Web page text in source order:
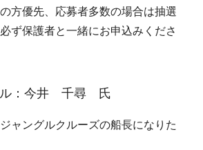
方優先、応募者多数の場合は抽選
ず保護者と一緒にお申込みくださ
ル：今井 千尋 氏
ャングルクルーズの船長になりた